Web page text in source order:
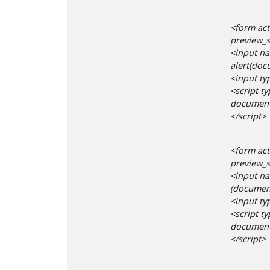
<form
<input
<input
<script
</script>
<form
<input
<input
<script
</script>